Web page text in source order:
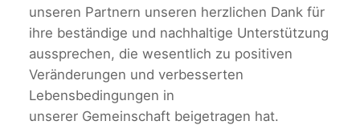
unseren Partnern unseren herzlichen Dank für
ihre beständige und nachhaltige Unterstützung
aussprechen, die wesentlich zu positiven
Veränderungen und verbesserten
Lebensbedingungen in
unserer Gemeinschaft beigetragen hat.